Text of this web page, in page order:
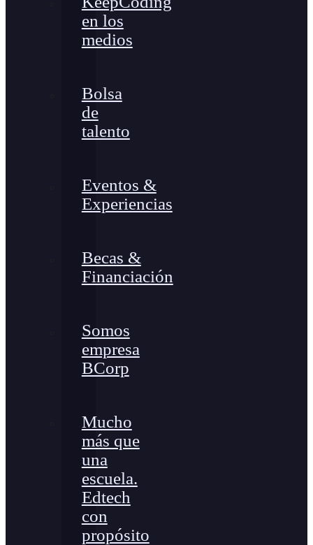
en los
medios
Bolsa
de
talento
Eventos &
Experiencias
Becas &
Financiación
Somos
empresa
BCorp
Mucho
más que
una
escuela.
Edtech
con
propósito